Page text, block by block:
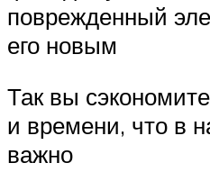
поврежденный
его новым
Так вы
и времени, что в
важно